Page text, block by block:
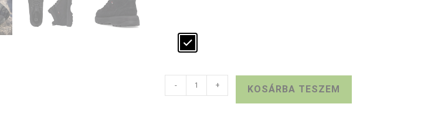
TEX
- + KOSÁRBA TESZEM